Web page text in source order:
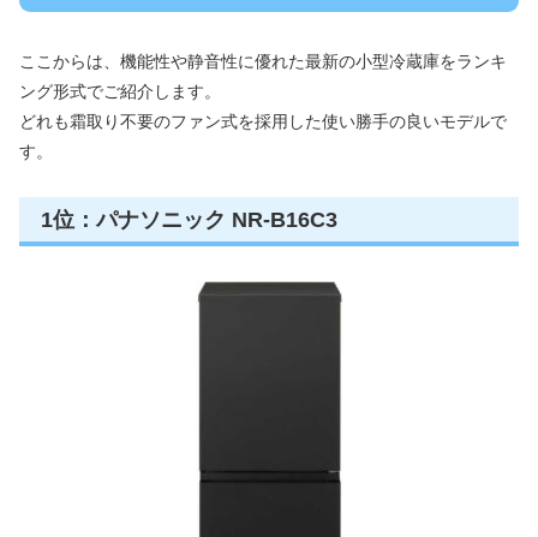
ここからは、機能性や静音性に優れた最新の小型冷蔵庫をランキ
ング形式でご紹介します。
どれも霜取り不要のファン式を採用した使い勝手の良いモデルで
す。
1位：パナソニック NR-B16C3